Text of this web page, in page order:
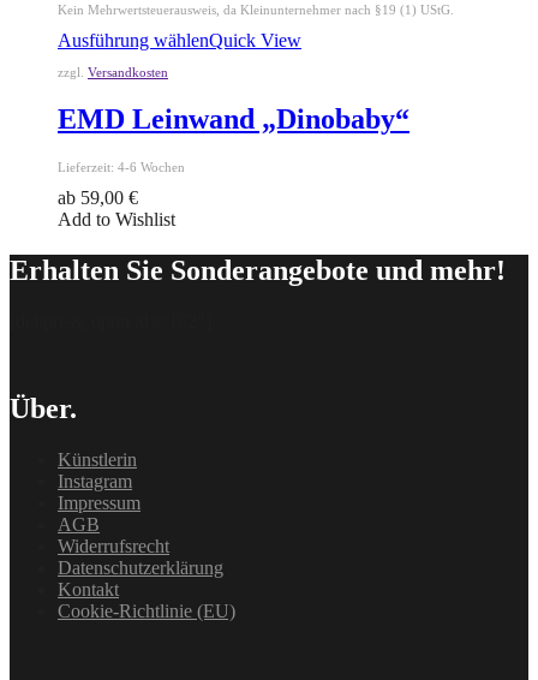
Kein Mehrwertsteuerausweis, da Kleinunternehmer nach §19 (1) UStG.
Ausführung wählenQuick View
zzgl. Versandkosten
EMD Leinwand „Dinobaby“
Lieferzeit: 4-6 Wochen
ab 59,00 €
Add to Wishlist
Erhalten Sie Sonderangebote und mehr!
Über.
Künstlerin
Instagram
Impressum
AGB
Widerrufsrecht
Datenschutzerklärung
Kontakt
Cookie-Richtlinie (EU)